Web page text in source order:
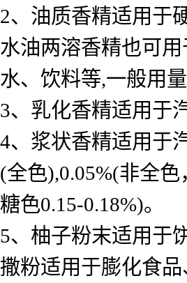
2、油质香精适用于
水油两溶香精也可
水、饮料等,一般用
3、乳化香精适用于
4、浆状香精适用于
(全色),0.05%(非全色
糖色0.15-0.18%)。
5、柚子粉末适用于
撒粉适用于膨化食品